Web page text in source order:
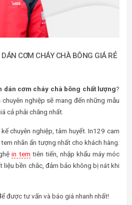
CƠM CHÁY CHÀ BÔNG GIÁ RẺ
dán cơm cháy chà bông chất lượng?
nghiệp sẽ mang đến những mẫu
cả phải chăng nhất.
chuyên nghiệp, tâm huyết. In129 cam
nhãn ấn tượng nhất cho khách hàng.
in tem tiên tiến, nhập khẩu máy móc
liệu bền chắc, đảm bảo không bị nát khi
được tư vấn và báo giá nhanh nhất!